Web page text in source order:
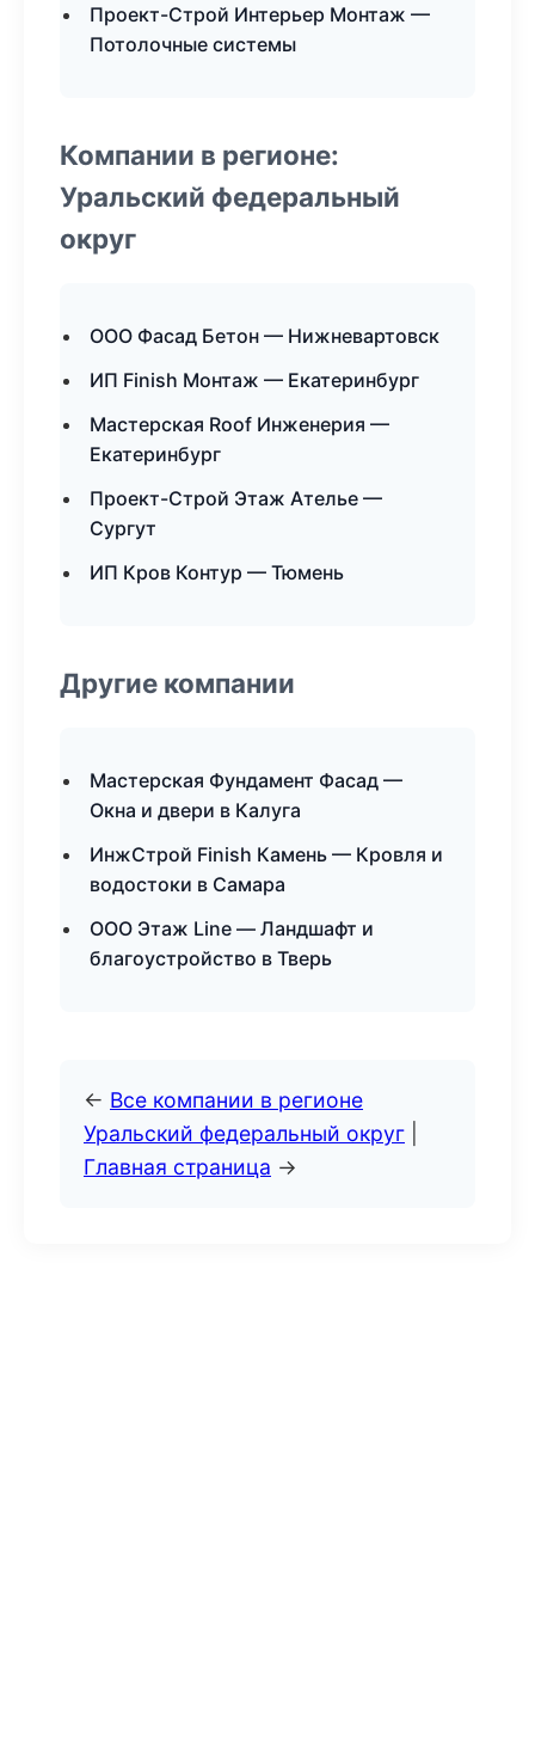
Проект-Строй Интерьер Монтаж —
Потолочные системы
Компании в регионе:
Уральский федеральный
округ
ООО Фасад Бетон — Нижневартовск
ИП Finish Монтаж — Екатеринбург
Мастерская Roof Инженерия —
Екатеринбург
Проект-Строй Этаж Ателье —
Сургут
ИП Кров Контур — Тюмень
Другие компании
Мастерская Фундамент Фасад —
Окна и двери в Калуга
ИнжСтрой Finish Камень — Кровля и
водостоки в Самара
ООО Этаж Line — Ландшафт и
благоустройство в Тверь
← Все компании в регионе
Уральский федеральный округ
Главная страница →